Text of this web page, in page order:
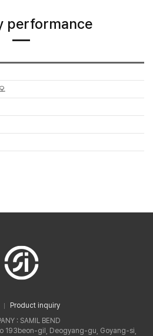
performance
Product inquiry
: SAMIL BEND
193beon-gil, Deogyang-gu, Goyang-si,